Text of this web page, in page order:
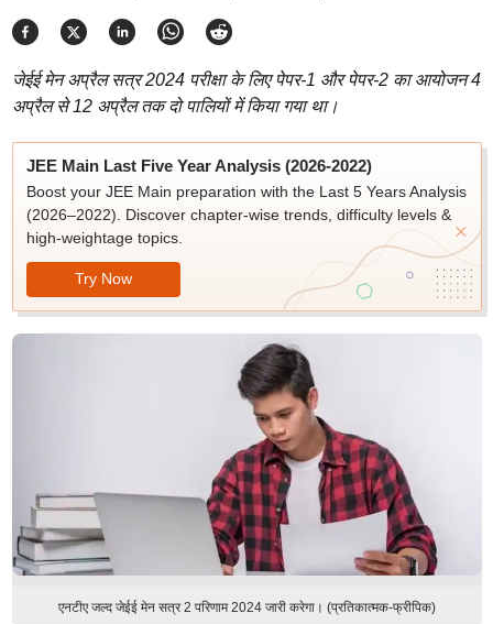
जेईई मेन अप्रैल सत्र 2024 परीक्षा के लिए पेपर-1 और पेपर-2 का आयोजन 4
अप्रैल से 12 अप्रैल तक दो पालियों में किया गया था।
JEE Main Last Five Year Analysis (2026-2022)
Boost your JEE Main preparation with the Last 5 Years Analysis
(2026–2022). Discover chapter-wise trends, difficulty levels &
high-weightage topics.
Try Now
एनटीए जल्द जेईई मेन सत्र 2 परिणाम 2024 जारी करेगा। (प्रतिकात्मक-फ्रीपिक)